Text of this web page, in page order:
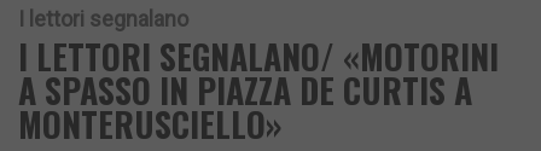
I lettori segnalano
I LETTORI SEGNALANO/ «MOTORINI
A SPASSO IN PIAZZA DE CURTIS A
MONTERUSCIELLO»